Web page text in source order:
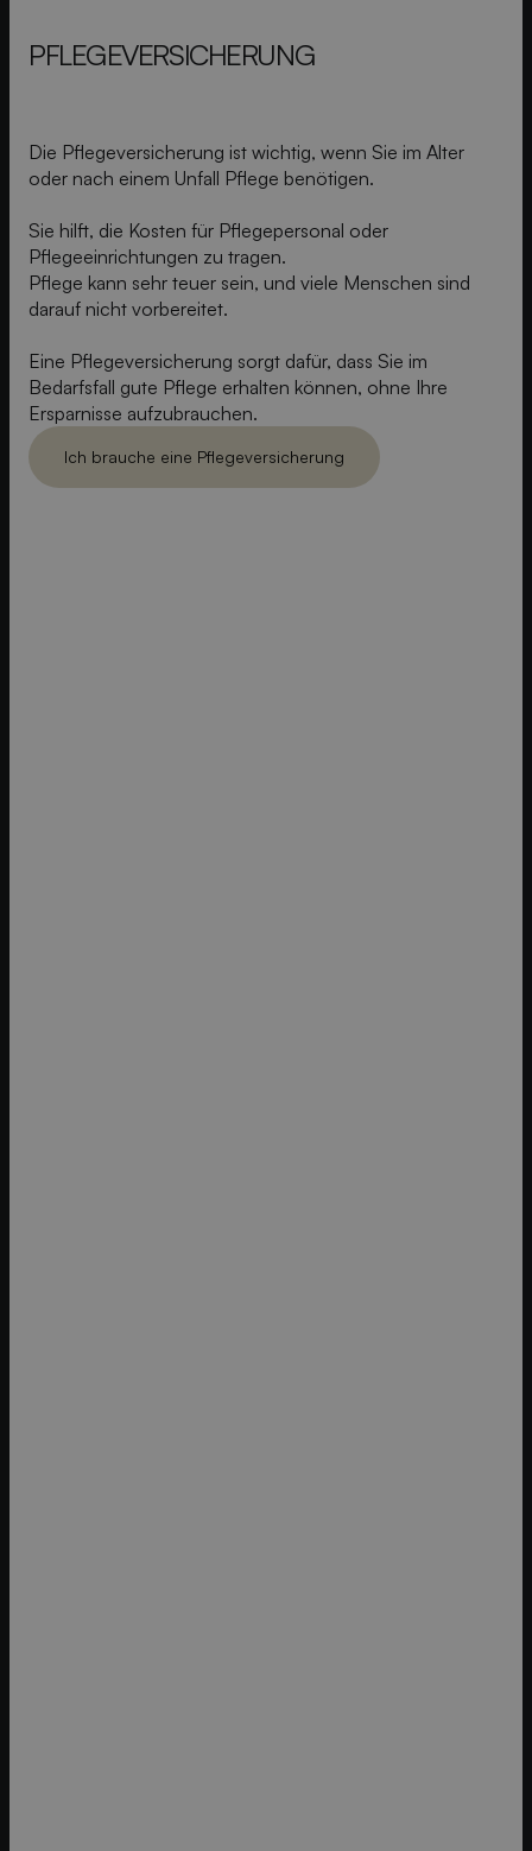
PFLEGE­VERSICHERUNG
Die Pflegeversicherung ist wichtig, wenn Sie im Alter
oder nach einem Unfall Pflege benötigen.
Sie hilft, die Kosten für Pflegepersonal oder
Pflegeeinrichtungen zu tragen.
Pflege kann sehr teuer sein, und viele Menschen sind
darauf nicht vorbereitet.
Eine Pflegeversicherung sorgt dafür, dass Sie im
Bedarfsfall gute Pflege erhalten können, ohne Ihre
Ersparnisse aufzubrauchen.
Ich brauche eine Pflegeversicherung
Ich brauch eine Pflegeversicherung